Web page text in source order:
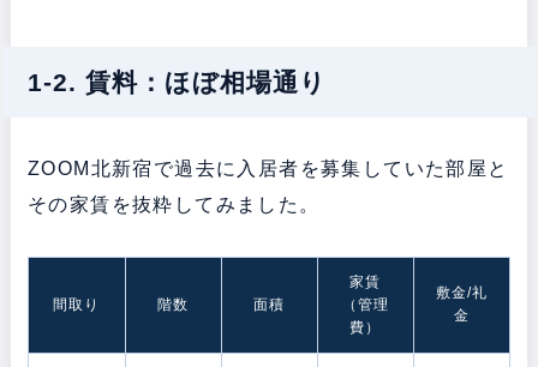
1-2. 賃料：ほぼ相場通り
ZOOM北新宿で過去に入居者を募集していた部屋と
その家賃を抜粋してみました。
間取り 階数 面積
家賃
（管理
費）
敷金/礼
金